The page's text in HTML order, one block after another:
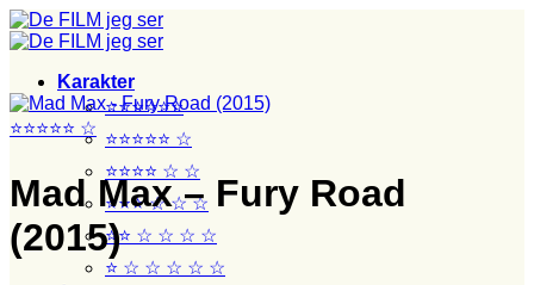
Fortsæt
til
Karakter
⭐⭐⭐⭐⭐⭐
⭐⭐⭐⭐⭐ ☆
⭐⭐⭐⭐ ☆ ☆
⭐⭐⭐ ☆ ☆ ☆
⭐⭐ ☆ ☆ ☆ ☆
⭐ ☆ ☆ ☆ ☆ ☆
⭐⭐⭐⭐⭐ ☆
Mad Max – Fury Road
(2015)